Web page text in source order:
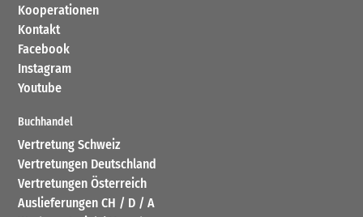
Kooperationen
Kontakt
Facebook
Instagram
Youtube
Buchhandel
Vertretung Schweiz
Vertretungen Deutschland
Vertretungen Österreich
Auslieferungen CH / D / A